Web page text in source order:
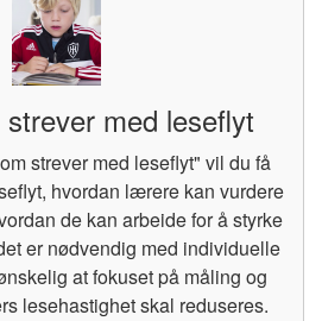
med leseflyt
strever med leseflyt" vil du få
hvordan lærere kan vurdere
de kan arbeide for å styrke
er nødvendig med individuelle
at fokuset på måling og
lesehastighet skal reduseres.